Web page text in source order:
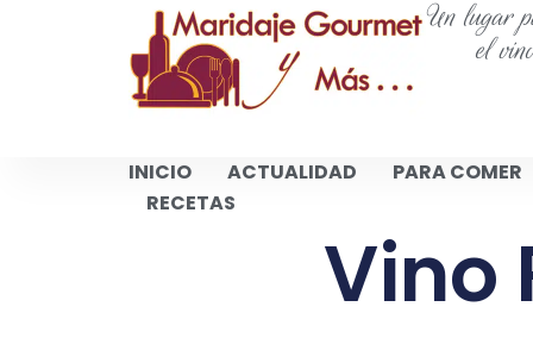
Un lugar
el
INICIO ACTUALIDAD
PARA COMER
RECETAS
Vino